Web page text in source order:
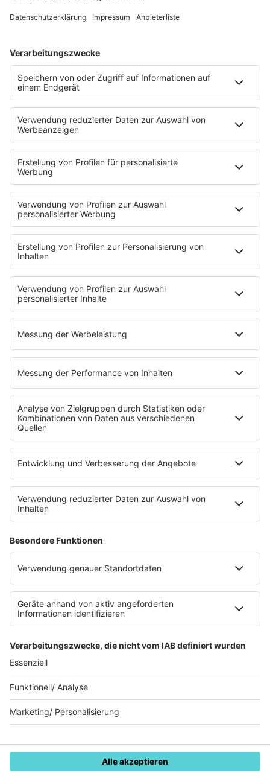
Hinweis: Wenn du etwas googelst, erscheint
neben den normalen Suchergebnissen auch eine
Box mit aktuellen News. Wenn du bigFM als
bevorzugte Quelle auswählst, werden dir unsere
Inhalte dort künftig häufiger angezeigt.
bigFM hier als bevorzugte Quelle hinzu.
STARTSEITE
PRESSE & KONTAKT
Pressekontakt
Pressemeldungen
Über Music Made in Germany
Über Miriam Audrey Hannah
WERBUNG
Leistungen und Produkte
Mediadaten und Preisliste
Datenschutz
Datenschutzeinstellungen
Datenverarbeitung bei Gewinnspielen
Teilnahmebedingungen
Bildnachweise
KI-Leitlinie
Die Initiative für die deutsche
Musikszene
© Music Made in Germany - Eine Marke der
Audiotainment Südwest GmbH & Co. KG